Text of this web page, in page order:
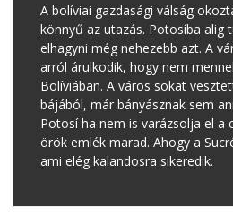
A bolíviai gazdasági válság
könnyű az utazás. Potosíba alig
elhagyni még nehezebb azt. A
arról árulkodik, hogy nem
Bolíviában. A város sokat
bájából, már bányásznak sem
Potosí ha nem is varázsolja el a
örök emlék marad. Ahogy a
ami elég kalandosra sikeredik.